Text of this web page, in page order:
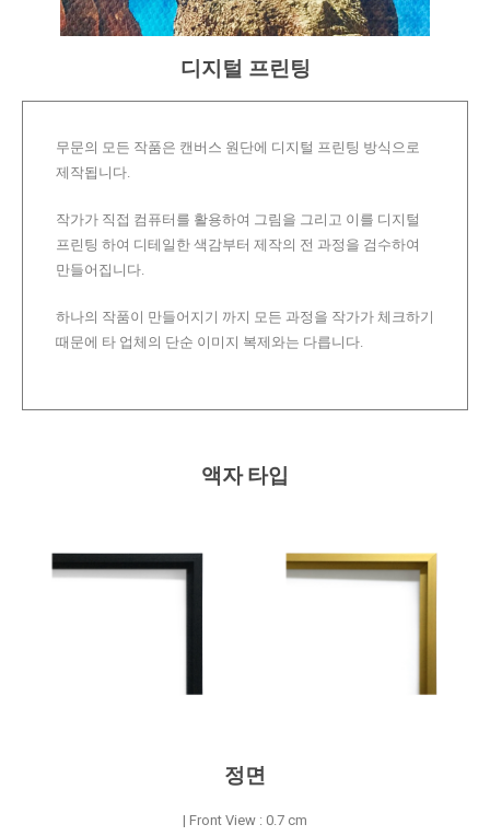
디지털 프린팅
무문의 모든 작품은 캔버스 원단에 디지털 프린팅 방식으로
제작됩니다.
작가가 직접 컴퓨터를 활용하여 그림을 그리고 이를 디지털
프린팅 하여 디테일한 색감부터 제작의 전 과정을 검수하여
만들어집니다.
하나의 작품이 만들어지기 까지 모든 과정을 작가가 체크하기
때문에 타 업체의 단순 이미지 복제와는 다릅니다.
액자 타입
정면
| Front View : 0.7 cm